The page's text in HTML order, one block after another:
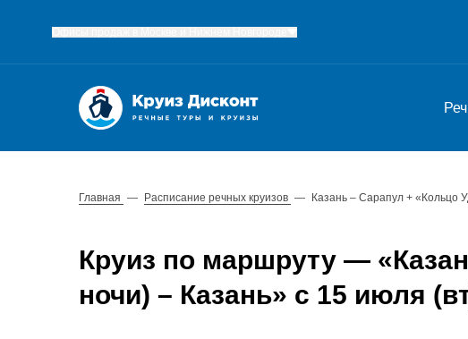
Главная — Расписание речных круизов — Казань – Сарапул + «Кольцо
Круиз по маршруту —
ночи) – Казань» с 15 июля